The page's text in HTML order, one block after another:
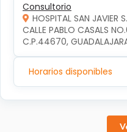
Consultorio
HOSPITAL SAN JAVIER
CALLE PABLO CASALS
C.P.44670,
Horarios disponibles